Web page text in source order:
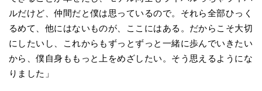
ルだけど、仲間だと僕は思っているので。それら全部ひっく
るめて、他にはないものが、ここにはある。だからこそ大切
にしたいし、これからもずっとずっと一緒に歩んでいきたい
から、僕自身ももっと上をめざしたい。そう思えるようにな
りました」